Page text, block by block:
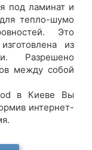
под ламинат и
тепло-шумо
Это
из
Разрешено
между собой
в Киеве Вы
интернет-